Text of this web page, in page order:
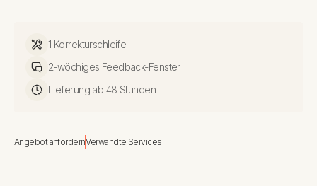
1 Korrekturschleife
2-wöchiges Feedback-Fenster
Lieferung ab 48 Stunden
Angebot anfordernVerwandte Services